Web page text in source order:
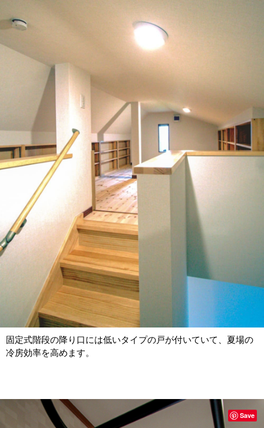
固定式階段の降り口には低いタイプの戸が付いていて、夏場の
冷房効率を高めます。
Save